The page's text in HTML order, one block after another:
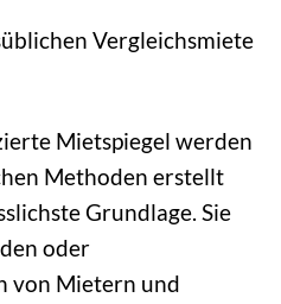
Vergleichsmiete
Mietspiegel werden
Methoden erstellt
Grundlage. Sie
oder
von Mietern und